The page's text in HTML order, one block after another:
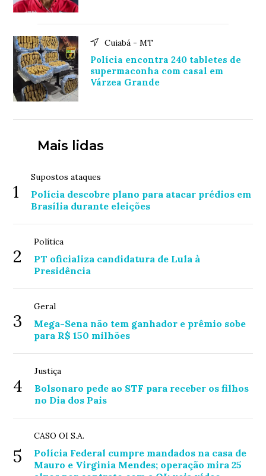
Cuiabá - MT
Polícia encontra 240 tabletes de
supermaconha com casal em
Várzea Grande
Mais lidas
1
Supostos ataques
Polícia descobre plano para atacar prédios em
Brasília durante eleições
2
Política
PT oficializa candidatura de Lula à
Presidência
3
Geral
Mega-Sena não tem ganhador e prêmio sobe
para R$ 150 milhões
4
Justiça
Bolsonaro pede ao STF para receber os filhos
no Dia dos Pais
5
CASO OI S.A.
Polícia Federal cumpre mandados na casa de
Mauro e Virginia Mendes; operação mira 25